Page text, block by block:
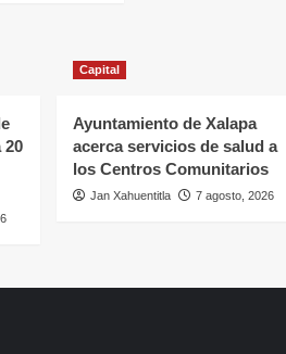
20
Capital
Ayuntamiento de Xalapa
acerca servicios de salud a
los Centros Comunitarios
Jan Xahuentitla 7 agosto, 2026